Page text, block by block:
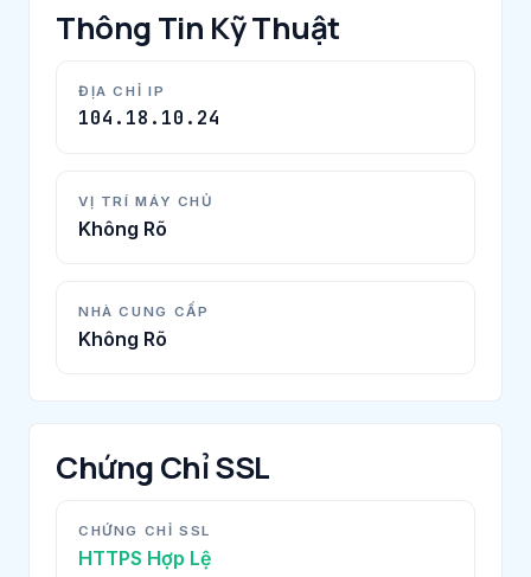
Thông Tin Kỹ Thuật
ĐỊA CHỈ IP
104.18.10.24
VỊ TRÍ MÁY CHỦ
Không Rõ
NHÀ CUNG CẤP
Không Rõ
Chứng Chỉ SSL
CHỨNG CHỈ SSL
HTTPS Hợp Lệ